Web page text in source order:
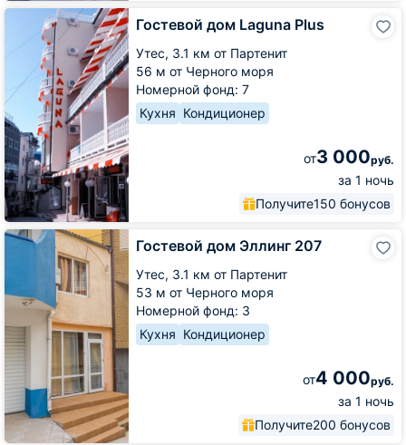
Гостевой дом Laguna Plus
Утес, 3.1 км от Партенит
56 м от Черного моря
Номерной фонд: 7
Кухня Кондиционер
от3 000руб.
за 1 ночь
Получите150 бонусов
Гостевой
Гостевой дом Эллинг 207
Утес, 3.1 км от Партенит
53 м от Черного моря
Номерной фонд: 3
Кухня Кондиционер
от4 000руб.
за 1 ночь
Получите200 бонусов
Гостевой